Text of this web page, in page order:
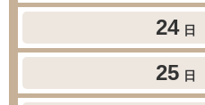
24 日
25 日